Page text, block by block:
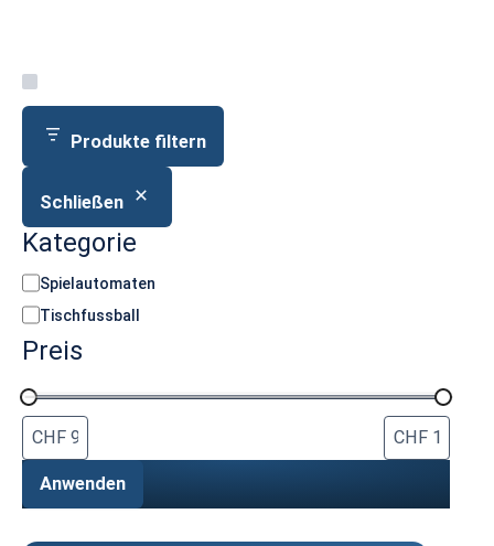
Produkte filtern
Schließen
Kategorie
K
a
t
e
o
r
e
Spielautomaten
Tischfussball
Preis
Anwenden